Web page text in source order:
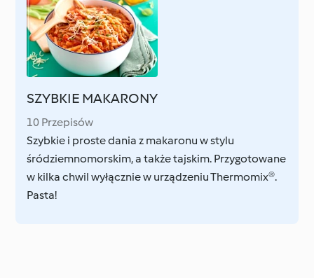
SZYBKIE MAKARONY
10 Przepisów
Szybkie i proste dania z makaronu w stylu
śródziemnomorskim, a także tajskim. Przygotowane
w kilka chwil wyłącznie w urządzeniu Thermomix®.
Pasta!